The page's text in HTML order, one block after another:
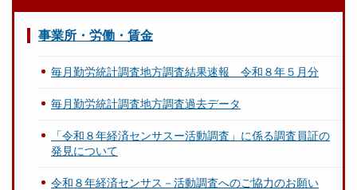
事業所・労働・賃金
毎月勤労統計調査地方調査結果速報 令和８年５月分
毎月勤労統計調査地方調査過去データ
「令和８年経済センサスー活動調査」に係る調査員証の
発見について
令和８年経済センサス－活動調査へのご協力のお願い